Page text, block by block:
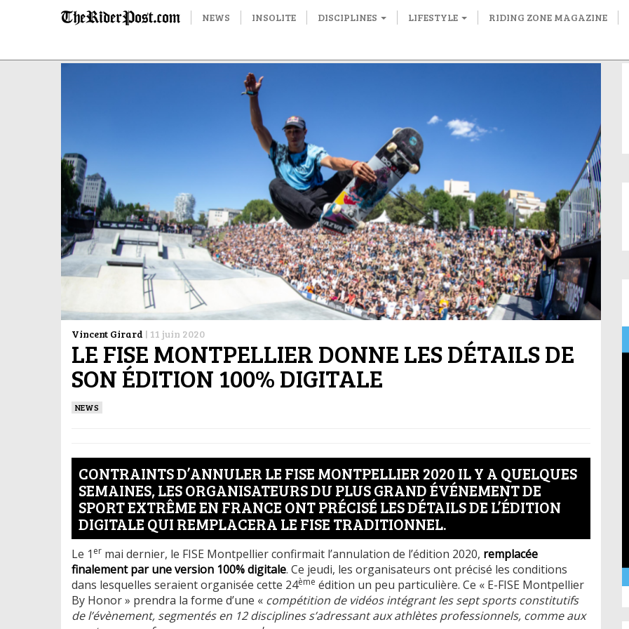
NEWS INSOLITE DISCIPLINES LIFESTYLE RIDING ZONE MAGAZINE
Vincent Girard | 11 juin 2020
LE FISE MONTPELLIER DONNE LES DÉTAILS DE
SON ÉDITION 100% DIGITALE
NEWS
CONTRAINTS D’ANNULER LE FISE MONTPELLIER 2020 IL Y A QUELQUES
SEMAINES, LES ORGANISATEURS DU PLUS GRAND ÉVÉNEMENT DE
SPORT EXTRÊME EN FRANCE ONT PRÉCISÉ LES DÉTAILS DE L’ÉDITION
DIGITALE QUI REMPLACERA LE FISE TRADITIONNEL.
Le 1 er mai dernier, le FISE Montpellier confirmait l’annulation de l’édition 2020, remplacée
finalement par une version 100% digitale. Ce jeudi, les organisateurs ont précisé les conditions
dans lesquelles seraient organisée cette 24ème édition un peu particulière. Ce « E-FISE Montpellier
By Honor » prendra la forme d’une « compétition de vidéos intégrant les sept sports constitutifs
de l’évènement, segmentés en 12 disciplines s’adressant aux athlètes professionnels, comme aux